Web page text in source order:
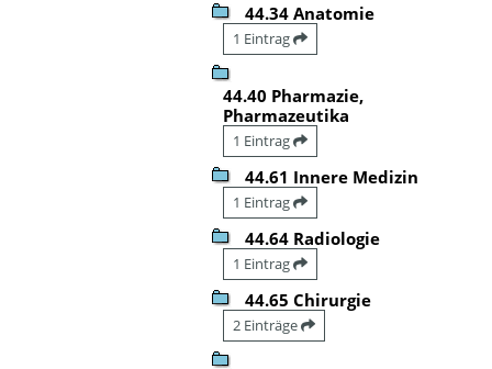
44.34 Anatomie
1 Eintrag
44.40 Pharmazie,
Pharmazeutika
1 Eintrag
44.61 Innere Medizin
1 Eintrag
44.64 Radiologie
1 Eintrag
44.65 Chirurgie
2 Einträge